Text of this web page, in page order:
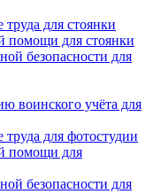
для стоянки
помощи для стоянки
безопасности для
воинского учёта для
для фотостудии
помощи для
безопасности для